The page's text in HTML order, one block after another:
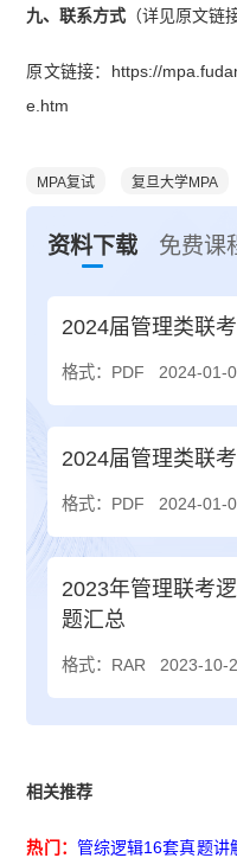
九、联系方式 （详见原文链
原文链接：https://
e.htm
MPA复试 复旦大学MPA
资料下载 免费课
2024届管理类联
格式：PDF 2024-01-
2024届管理类联
格式：PDF 2024-01-
2023年管理联考
题汇总
格式：RAR 2023-10-
相关推荐
热门： 管综逻辑16套真题讲